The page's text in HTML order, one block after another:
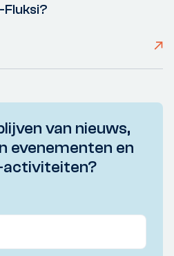
Fluksi?
van nieuws,
evenementen en
activiteiten?